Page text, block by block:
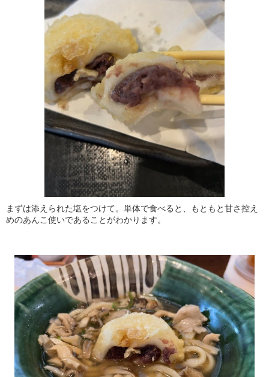
まずは添えられた塩をつけて。単体で食べると、もともと甘さ控え
めのあんこ使いであることがわかります。